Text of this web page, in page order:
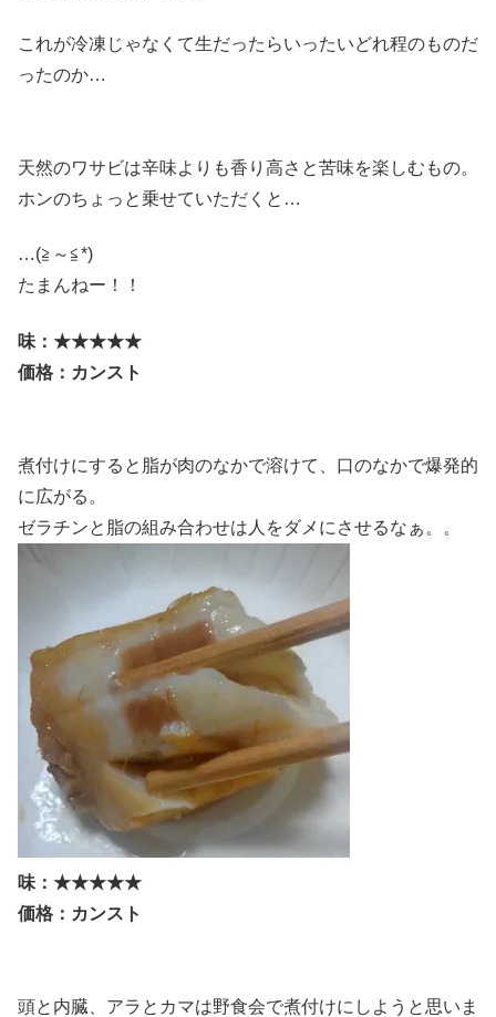
これが冷凍じゃなくて生だったらいったいどれ程のものだ
ったのか…
天然のワサビは辛味よりも香り高さと苦味を楽しむもの。
ホンのちょっと乗せていただくと…
…(≧～≦*)
たまんねー！！
味：★★★★★
価格：カンスト
煮付けにすると脂が肉のなかで溶けて、口のなかで爆発的
に広がる。
ゼラチンと脂の組み合わせは人をダメにさせるなぁ。。
味：★★★★★
価格：カンスト
頭と内臓、アラとカマは野食会で煮付けにしようと思いま